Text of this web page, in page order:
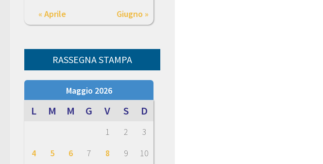
« Aprile Giugno »
RASSEGNA STAMPA
Maggio 2026
L M M G V S D
1 2
3
4
5 6 7 8 9 10